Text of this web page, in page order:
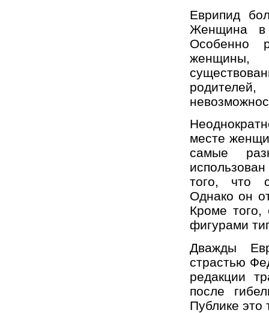
Еврипид
Женщина в
Особенно
женщины,
месте
самые
того, что
Однако он
Кроме того,
фигурами
Дважды
страстью
редакции
после
Публике это